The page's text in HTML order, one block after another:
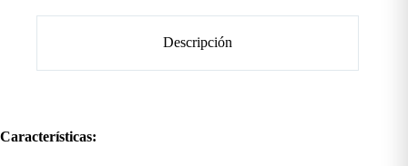
Descripción
Características: